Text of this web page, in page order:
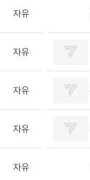
자유
자유
자유
자유
자유